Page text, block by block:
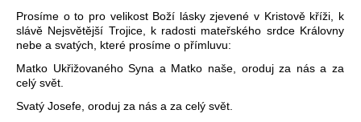
Prosíme o to pro velikost Boží lásky zjevené v Kristově kříži, k
slávě Nejsvětější Trojice, k radosti mateřského srdce Královny
nebe a svatých, které prosíme o přímluvu:
Matko Ukřižovaného Syna a Matko naše, oroduj za nás a za
celý svět.
Svatý Josefe, oroduj za nás a za celý svět.